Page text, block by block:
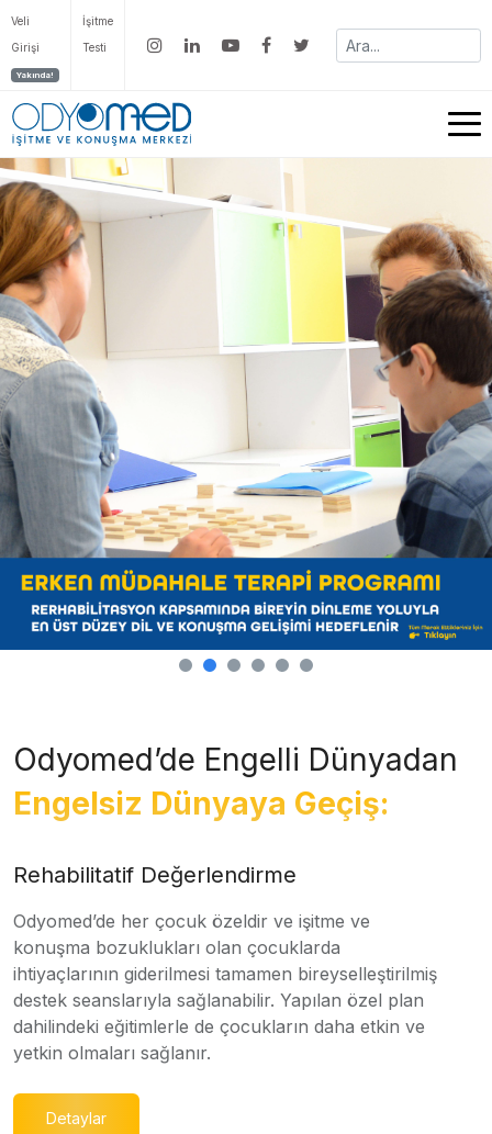
Veli
Girişi
Yakında!
İşitme
Testi
Odyomed’de Engelli Dünyadan
Engelsiz Dünyaya Geçiş:
Rehabilitatif Değerlendirme
Odyomed’de her çocuk özeldir ve işitme ve
konuşma bozuklukları olan çocuklarda
ihtiyaçlarının giderilmesi tamamen bireyselleştirilmiş
destek seanslarıyla sağlanabilir. Yapılan özel plan
dahilindeki eğitimlerle de çocukların daha etkin ve
yetkin olmaları sağlanır.
Detaylar